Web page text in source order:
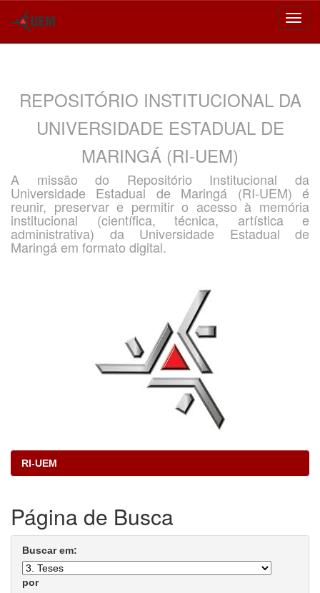
REPOSITÓRIO INSTITUCIONAL DA
UNIVERSIDADE ESTADUAL DE
MARINGÁ (RI-UEM)
A missão do Repositório Institucional da
Universidade Estadual de Maringá (RI-UEM) é
reunir, preservar e permitir o acesso à memória
institucional (científica, técnica, artística e
administrativa) da Universidade Estadual de
Maringá em formato digital.
RI-UEM
Página de Busca
Buscar em:
por